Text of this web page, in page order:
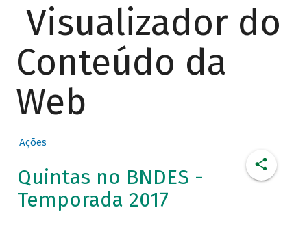
Visualizador do
Conteúdo da
Web
Ações
Quintas no BNDES -
Temporada 2017